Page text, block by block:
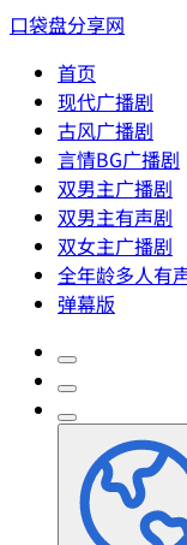
口袋盘分享网
首页
现代广播剧
古风广播剧
言情BG广播剧
双男主广播剧
双男主有声剧
双女主广播剧
全年龄多人有
弹幕版